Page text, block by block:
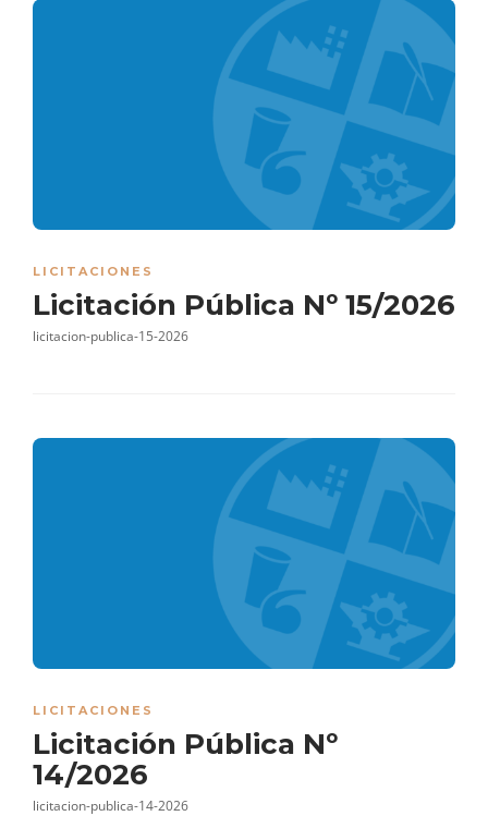
LICITACIONES
Licitación Pública Nº 15/2026
licitacion-publica-15-2026
LICITACIONES
Licitación Pública Nº
14/2026
licitacion-publica-14-2026